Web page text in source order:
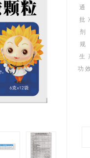
通
批
生
功